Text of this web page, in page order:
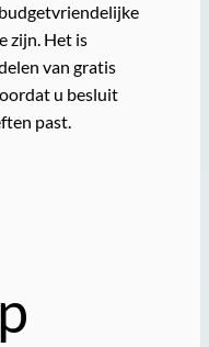
zijn. Het is
van gratis
u besluit
past.